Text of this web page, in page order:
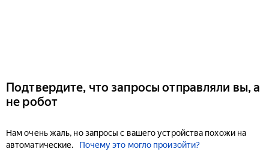
Подтвердите, что запросы отправляли вы, а
не робот
Нам очень жаль, но запросы с вашего устройства похожи на
автоматические.
Почему это могло произойти?